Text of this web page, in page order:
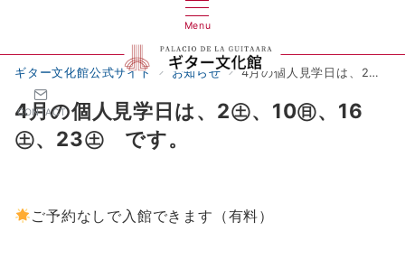
Menu
CONTACT
ギター文化館公式サイト お知らせ 4月の個人見学日は、2㊏、10㊐、16㊏、23㊏ です。
4月の個人見学日は、2㊏、10㊐、16
㊏、23㊏ です。
ご予約なしで入館できます（有料）